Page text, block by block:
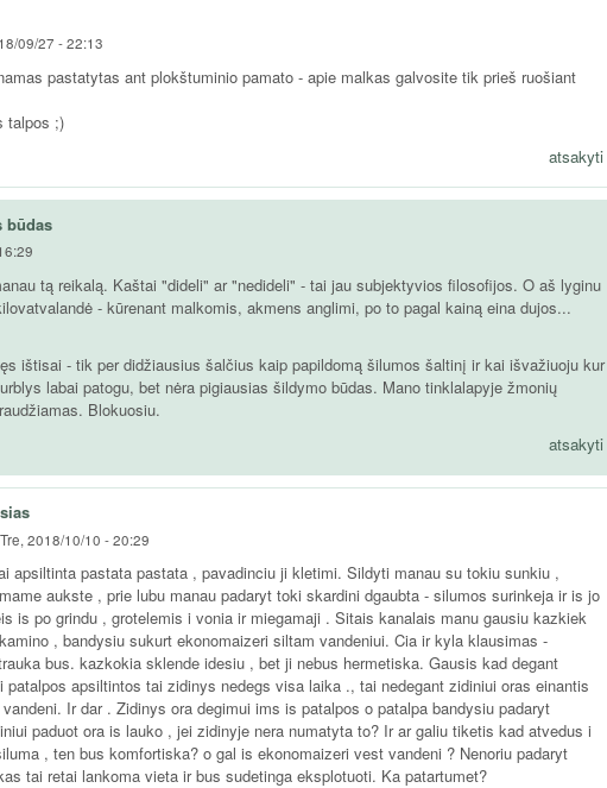
09/27 - 22:13
pastatytas ant plokštuminio pamato - apie malkas galvosite tik prieš ruošiant
talpos ;)
atsakyti
būdas
tą reikalą. Kaštai "dideli" ar "nedideli" - tai jau subjektyvios filosofijos. O aš lyginu
- kūrenant malkomis, akmens anglimi, po to pagal kainą eina dujos...
ištisai - tik per didžiausius šalčius kaip papildomą šilumos šaltinį ir kai išvažiuoju kur
labai patogu, bet nėra pigiausias šildymo būdas. Mano tinklalapyje žmonių
Blokuosiu.
atsakyti
Tre, 2018/10/10 - 20:29
apsiltinta pastata pastata , pavadinciu ji kletimi. Sildyti manau su tokiu sunkiu ,
aukste , prie lubu manau padaryt toki skardini dgaubta - silumos surinkeja ir is jo
is po grindu , grotelemis i vonia ir miegamaji . Sitais kanalais manu gausiu kazkiek
, bandysiu sukurt ekonomaizeri siltam vandeniui. Cia ir kyla klausimas -
bus. kazkokia sklende idesiu , bet ji nebus hermetiska. Gausis kad degant
apsiltintos tai zidinys nedegs visa laika ., tai nedegant zidiniui oras einantis
Ir dar . Zidinys ora degimui ims is patalpos o patalpa bandysiu padaryt
paduot ora is lauko , jei zidinyje nera numatyta to? Ir ar galiu tiketis kad atvedus i
, ten bus komfortiska? o gal is ekonomaizeri vest vandeni ? Nenoriu padaryt
tai retai lankoma vieta ir bus sudetinga eksplotuoti. Ka patartumet?